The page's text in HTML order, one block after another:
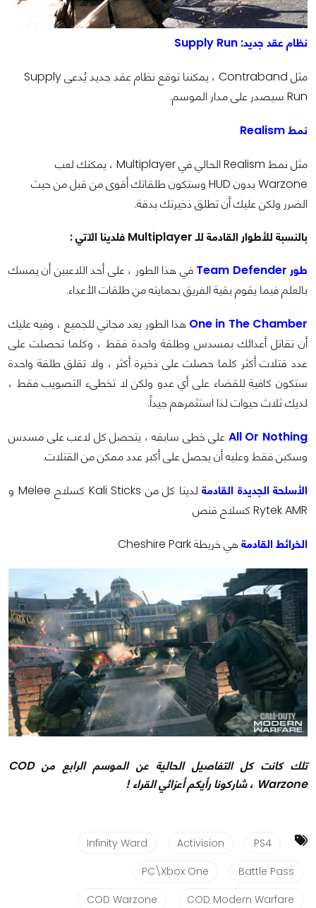
نظام عقد جديد: Supply Run
مثل Contraband ، يمكننا توقع نظام عقد جديد يُدعى Supply
Run سيصدر على مدار الموسم.
نمط Realism
مثل نمط Realism الحالي في Multiplayer ، يمكنك لعب
Warzone بدون HUD وستكون طلقاتك أقوى من قبل من حيث
الضرر ولكن عليك أن تطلق ذخيرتك بدقة.
بالنسبة للأطوار القادمة للـ Multiplayer فلدينا الآتي :
طور Team Defender
في هذا الطور ، على أحد اللاعبين أن يمسك
بالعلم فيما يقوم بقية الفريق بحمايته من طلقات الأعداء.
One in The Chamber هذا الطور يعد مجاني للجميع ، وفيه عليك
أن تقاتل أعدائك بمسدس وطلقة واحدة فقط ، وكلما تحصلت على
عدد قتلات أكثر كلما حصلت على ذخيرة أكثر ، ولا تقلق طلقة واحدة
ستكون كافية للقضاء على أي عدو ولكن لا تخطىء التصويب فقط ،
لديك ثلاث حيوات لذا استثمرهم جيداً.
All Or Nothing على خطى سابقه ، يتحصل كل لاعب على مسدس
وسكين فقط وعليه أن يحصل على أكبر عدد ممكن من القتلات.
الأسلحة الجديدة القادمة
لدينا كل من Kali Sticks كسلاح Melee و
Rytek AMR كسلاح قنص
الخرائط القادمةهي خريطة Cheshire Park
تلك كانت كل التفاصيل الحالية عن الموسم الرابع من COD
Warzone ، شاركونا رأيكم أعزائي القراء !
PS4
Activision
Infinity Ward
Battle Pass
PC\Xbox One
COD Modern Warfare
COD Warzone